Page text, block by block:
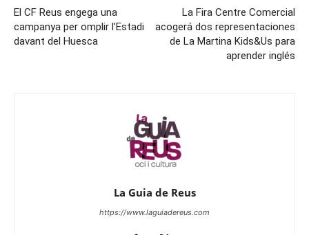
El CF Reus engega una
campanya per omplir l’Estadi
davant del Huesca
La Fira Centre Comercial
acogerá dos representaciones
de La Martina Kids&Us para
aprender inglés
La Guia de Reus
https://www.laguiadereus.com